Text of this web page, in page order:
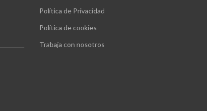
Política de Privacidad
Política de cookies
Trabaja con nosotros